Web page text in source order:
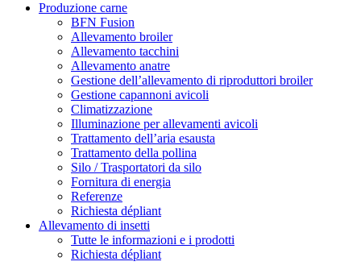
Produzione carne
BFN Fusion
Allevamento broiler
Allevamento tacchini
Allevamento anatre
Gestione dell’allevamento di riproduttori broiler
Gestione capannoni avicoli
Climatizzazione
Illuminazione per allevamenti avicoli
Trattamento dell’aria esausta
Trattamento della pollina
Silo / Trasportatori da silo
Fornitura di energia
Referenze
Richiesta dépliant
Allevamento di insetti
Tutte le informazioni e i prodotti
Richiesta dépliant